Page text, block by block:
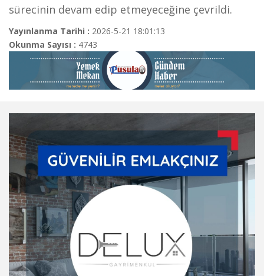
sürecinin devam edip etmeyeceğine çevrildi.
Yayınlanma Tarihi : 2026-5-21 18:01:13
Okunma Sayısı : 4743